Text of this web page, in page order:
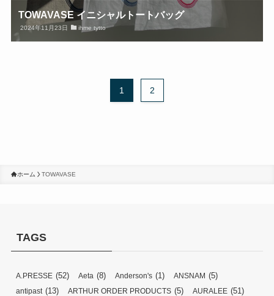
TOWAVASE イニシャルトートバッグ
2024年11月23日 ihme tytto
1 2
ホーム TOWAVASE
TAGS
A.PRESSE (52) Aeta (8) Anderson's (1) ANSNAM (5)
antipast (13) ARTHUR ORDER PRODUCTS (5) AURALEE (51)